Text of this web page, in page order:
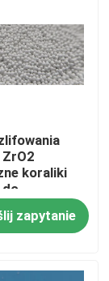
koraliki
zapytanie